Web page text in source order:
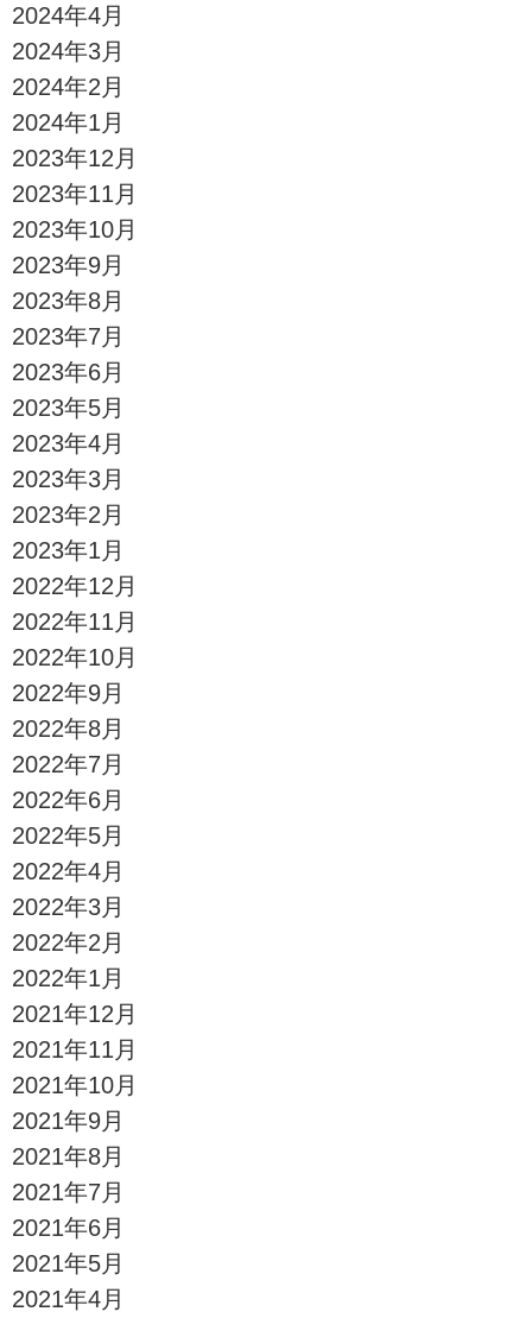
2024年4月
2024年3月
2024年2月
2024年1月
2023年12月
2023年11月
2023年10月
2023年9月
2023年8月
2023年7月
2023年6月
2023年5月
2023年4月
2023年3月
2023年2月
2023年1月
2022年12月
2022年11月
2022年10月
2022年9月
2022年8月
2022年7月
2022年6月
2022年5月
2022年4月
2022年3月
2022年2月
2022年1月
2021年12月
2021年11月
2021年10月
2021年9月
2021年8月
2021年7月
2021年6月
2021年5月
2021年4月